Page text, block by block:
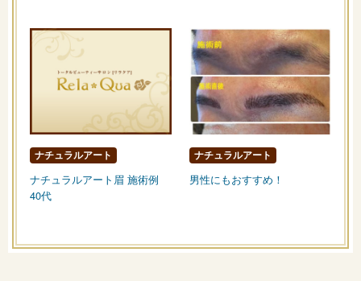
ナチュラルアート
ナチュラルアート眉 施術例
40代
ナチュラルアート
男性にもおすすめ！